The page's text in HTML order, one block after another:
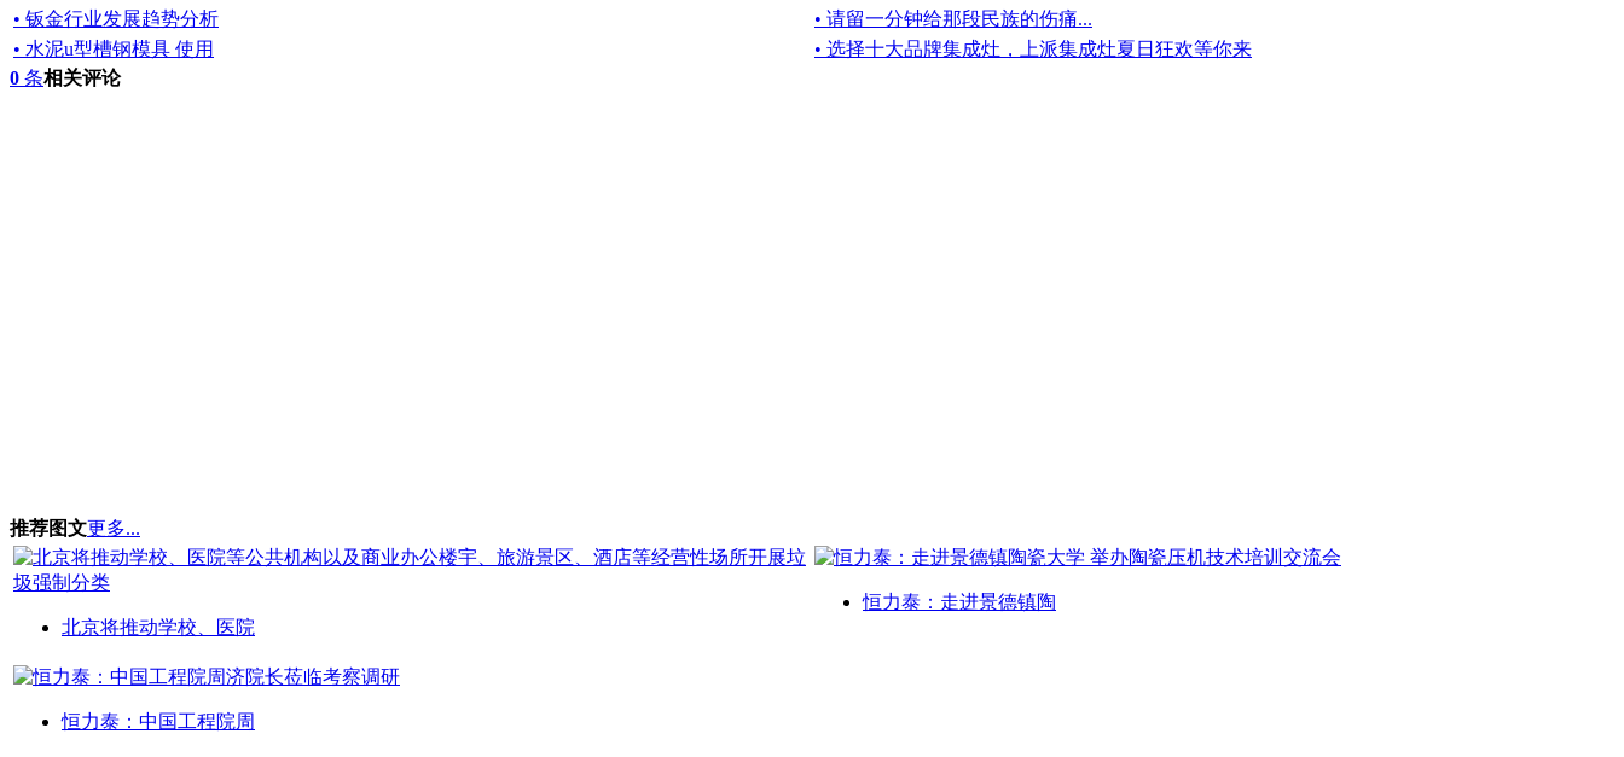
• 钣金行业发展趋势分析
• 请留一分钟给那段民族的伤痛...
• 水泥u型槽钢模具 使用
• 选择十大品牌集成灶，上派集成灶夏日狂欢等你来
0 条相关评论
推荐图文更多...
北京将推动学校、医院
恒力泰：走进景德镇陶
恒力泰：中国工程院周